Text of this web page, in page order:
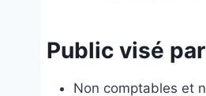
Public visé
Non comptables et